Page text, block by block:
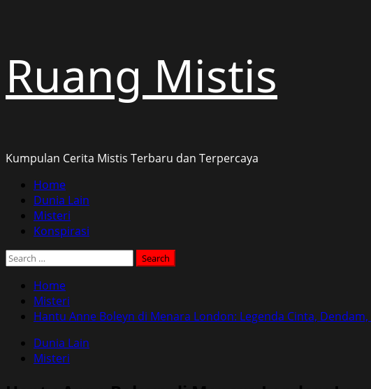
to
content
Ruang Mistis
Kumpulan Cerita Mistis Terbaru dan Terpercaya
Primary
Menu
Home
Dunia Lain
Misteri
Konspirasi
Search
Home
Misteri
Hantu Anne Boleyn di Menara London: Legenda Cinta,
Dunia Lain
Misteri